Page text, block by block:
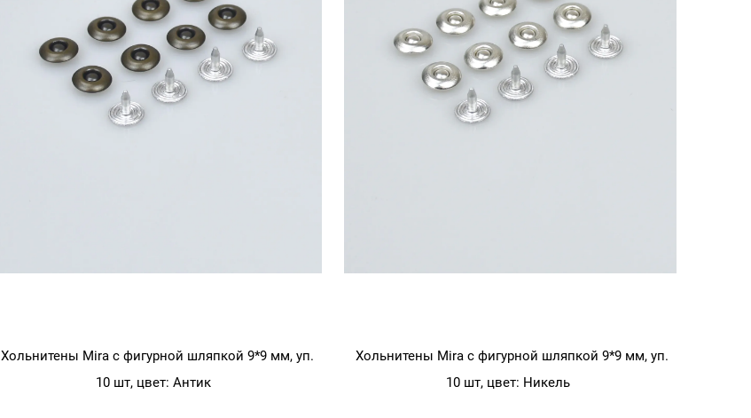
Хольнитены Mira с фигурной шляпкой 9*9 мм, уп.
10 шт, цвет: Антик
Хольнитены Mira с фигурной шляпкой 9*9 мм, уп.
10 шт, цвет: Никель